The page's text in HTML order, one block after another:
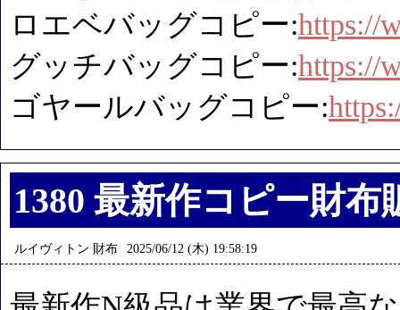
ロエベバッグコピー:https://
グッチバッグコピー:https://
ゴヤールバッグコピー:
1380 最新作コピー財布
ルイヴィトン 財布 2025/06/12 (木) 19:58:19